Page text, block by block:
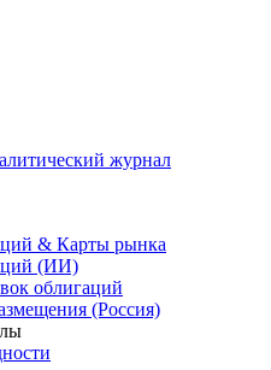
журнал
& Карты рынка
(ИИ)
облигаций
(Россия)